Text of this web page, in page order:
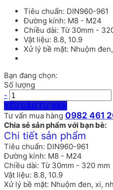
Tiêu chuẩn: DIN960-961
Đường kính: M8 - M24
Chiều dài: Từ 30mm -
Vật liệu: 8.8, 10.9
Xử lý bề mặt: Nhuộm
Bạn đang chọn:
Số lượng
-
YÊU CẦU TƯ VẤN
Tư vấn mua hàng 0982 461
Chia sẻ sản phẩm với bạn bè:
Chi tiết sản phẩm
Tiêu chuẩn: DIN960-961
Đường kính: M8 - M24
Chiều dài: Từ 30mm - 320 mm
Vật liệu: 8.8, 10.9
Xử lý bề mặt: Nhuộm đen, xi,